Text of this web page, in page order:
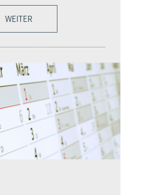
WEITER